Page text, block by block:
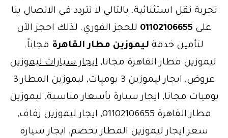
تجربة نقل استثنائية. بالتالي لا تتردد في الاتصال بنا
على 01102106655 للحجز الفوري. لذلك احجز الآن
لتأمين خدمة ليموزين مطار القاهرة مجاناً.
ليموزين مطار القاهرة مجانا,ايجار سيارات ليموزين
عروض, ايجار ليموزين 3 يوميات, ليموزين المطار 3
يوميات مجانا, ايجار سيارة بأسعار مناسبة, ليموزين
مطار القاهرة 01102106655, ايجار ليموزين زفاف,
سعر ايجار ليموزين المطار بخصم, ايجار سيارة